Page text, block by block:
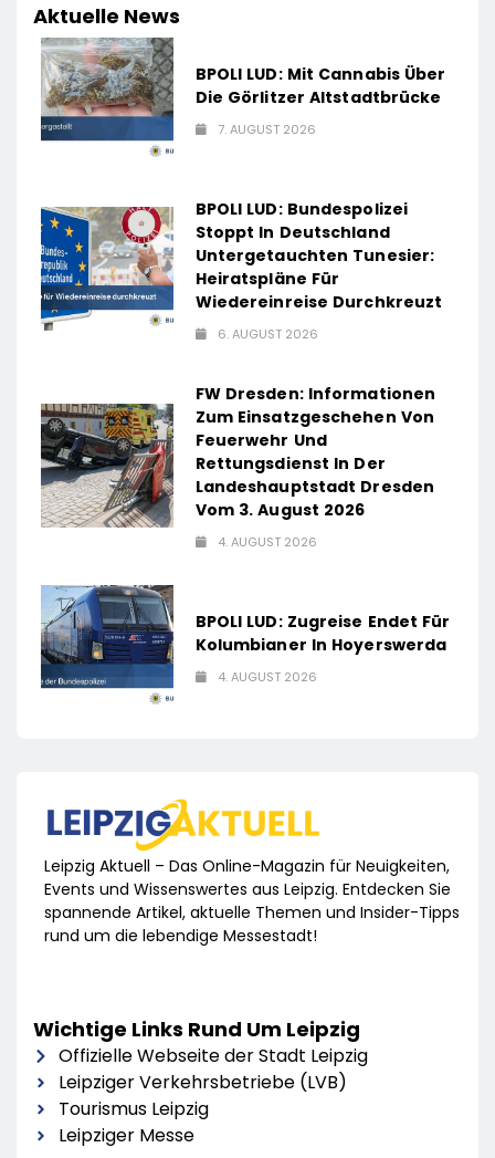
Aktuelle News
BPOLI LUD: Mit Cannabis Über
Die Görlitzer Altstadtbrücke
7. AUGUST 2026
BPOLI LUD: Bundespolizei
Stoppt In Deutschland
Untergetauchten Tunesier:
Heiratspläne Für
Wiedereinreise Durchkreuzt
6. AUGUST 2026
FW Dresden: Informationen
Zum Einsatzgeschehen Von
Feuerwehr Und
Rettungsdienst In Der
Landeshauptstadt Dresden
Vom 3. August 2026
4. AUGUST 2026
BPOLI LUD: Zugreise Endet Für
Kolumbianer In Hoyerswerda
4. AUGUST 2026
Leipzig Aktuell – Das Online-Magazin für Neuigkeiten,
Events und Wissenswertes aus Leipzig. Entdecken Sie
spannende Artikel, aktuelle Themen und Insider-Tipps
rund um die lebendige Messestadt!
Wichtige Links Rund Um Leipzig
Offizielle Webseite der Stadt Leipzig
Leipziger Verkehrsbetriebe (LVB)
Tourismus Leipzig
Leipziger Messe